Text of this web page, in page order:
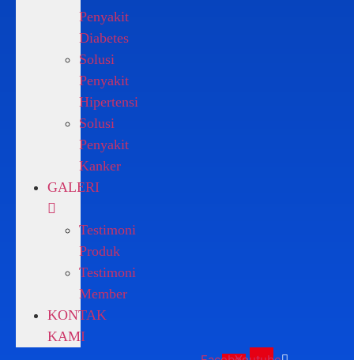
Penyakit
Diabetes
Solusi
Penyakit
Hipertensi
Solusi
Penyakit
Kanker
GALERI
Testimoni
Produk
Testimoni
Member
KONTAK
KAMI